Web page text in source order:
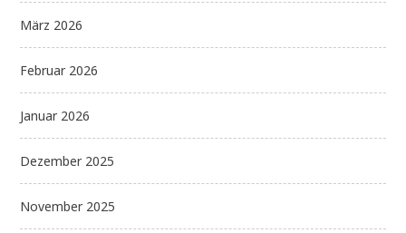
März 2026
Februar 2026
Januar 2026
Dezember 2025
November 2025